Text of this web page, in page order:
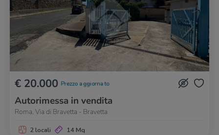
€ 20.000 Prezzo aggiornato
Autorimessa in vendita
Roma, Via di Bravetta - Bravetta
2 locali 14 Mq